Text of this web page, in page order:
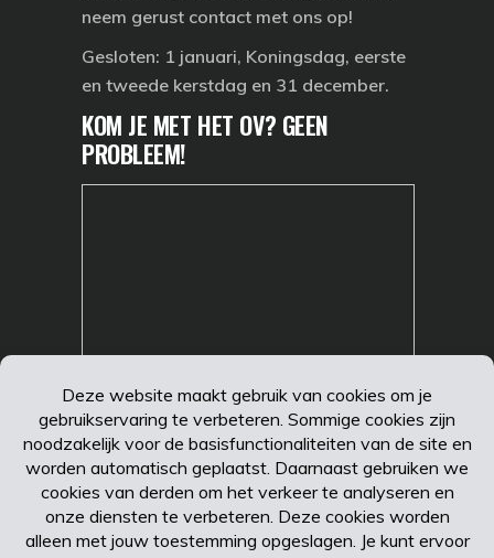
neem gerust contact met ons op!
Gesloten: 1 januari, Koningsdag, eerste
en tweede kerstdag en 31 december.
KOM JE MET HET OV? GEEN
PROBLEEM!